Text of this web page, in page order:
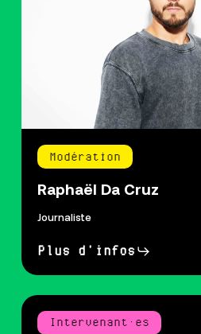
Modération
Raphaël Da Cruz
Journaliste
Plus d'infos
Intervenant·es